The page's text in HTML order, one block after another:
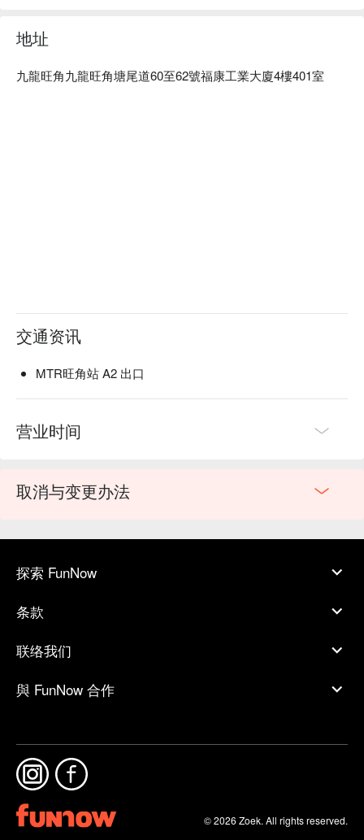
地址
九龍旺角九龍旺角塘尾道60至62號福康工業大廈4樓401室
交通资讯
MTR旺角站 A2 出口
营业时间
取消与变更办法
探索 FunNow
条款
联络我们
與 FunNow 合作
© 2026 Zoek. All rights reserved.